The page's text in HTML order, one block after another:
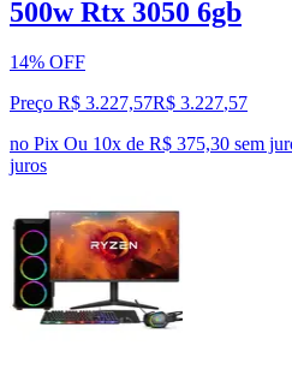
500w Rtx 3050 6gb
14% OFF
Preço R$ 3.227,57R$ 3.227,57
no Pix Ou 10x de R$ 375,30 sem
juros